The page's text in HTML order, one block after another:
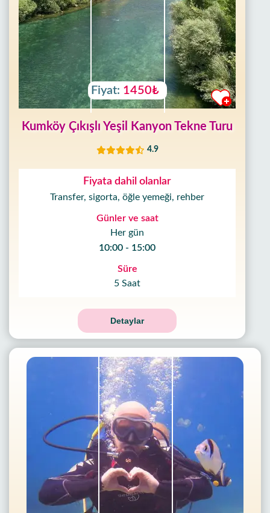
Fiyat: 1450₺
Kumköy Çıkışlı Yeşil Kanyon Tekne Turu
4.9
Fiyata dahil olanlar
Transfer, sigorta, öğle yemeği, rehber
Günler ve saat
Her gün
10:00 - 15:00
Süre
5 Saat
Detaylar